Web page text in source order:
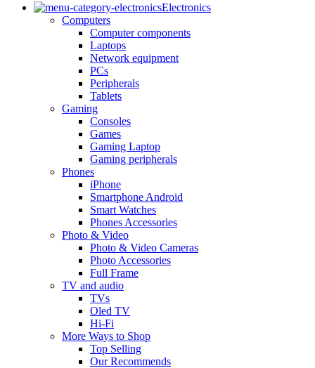
Electronics
Computers
Computer components
Laptops
Network equipment
PCs
Peripherals
Tablets
Gaming
Consoles
Games
Gaming Laptop
Gaming peripherals
Phones
iPhone
Smartphone Android
Smart Watches
Phones Accessories
Photo & Video
Photo & Video Cameras
Photo Accessories
Full Frame
TV and audio
TVs
Oled TV
Hi-Fi
More Ways to Shop
Top Selling
Our Recommends